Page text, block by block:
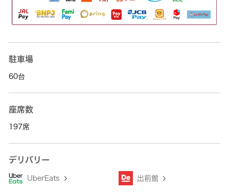
駐車場
60台
座席数
197席
デリバリー
UberEats 出前館